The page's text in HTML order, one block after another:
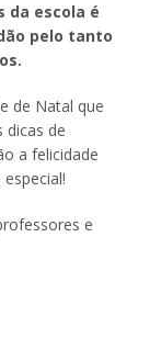
da escola é
pelo tanto
de Natal que
dicas de
a felicidade
e